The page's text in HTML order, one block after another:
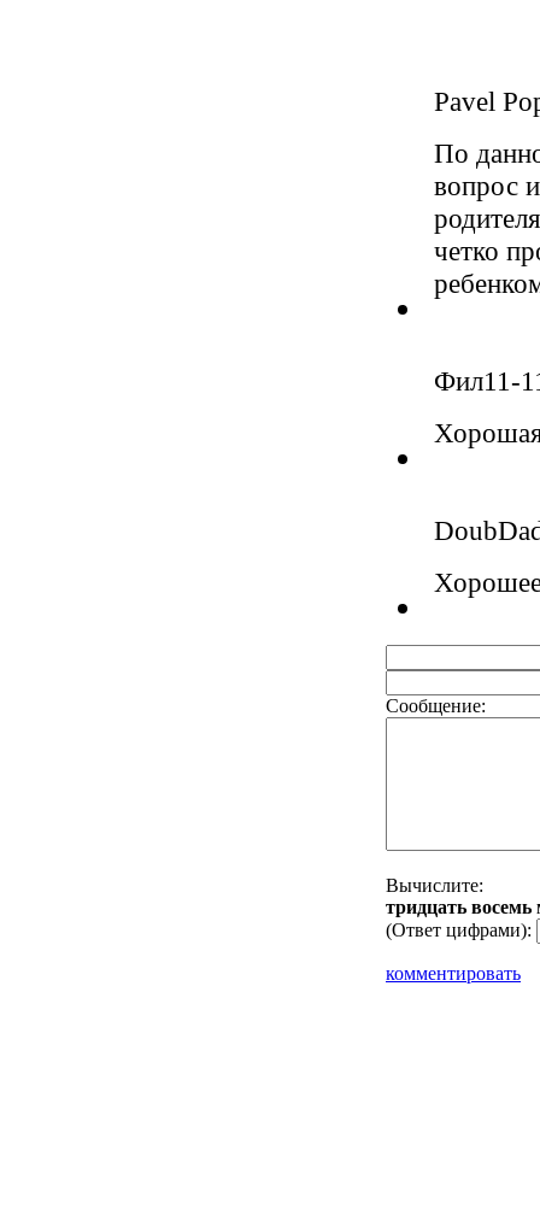
Pavel
По
вопрос
четко
Фил11-
Сообщение:
Вычислите:
тpидцaть
(Ответ цифрами):
комментировать